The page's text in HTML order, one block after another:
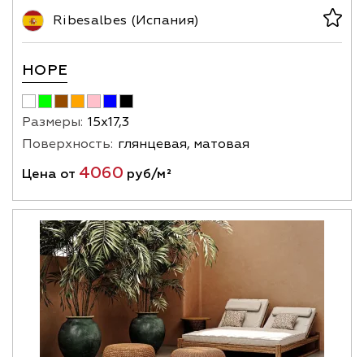
Ribesalbes (Испания)
HOPE
Размеры: 15х17,3
Поверхность: глянцевая, матовая
Цена от 4060 руб/м²